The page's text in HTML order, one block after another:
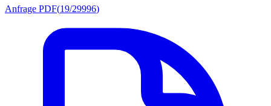
Anfrage PDF(19/29996)